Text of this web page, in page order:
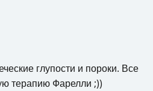
глупости и пороки. Все
терапию Фарелли ;))